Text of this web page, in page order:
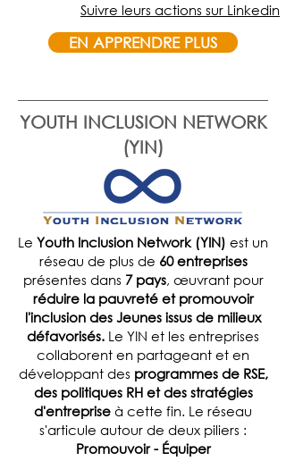
Suivre leurs actions sur Linkedin
EN APPRENDRE PLUS
YOUTH INCLUSION NETWORK
(YIN)
Le Youth Inclusion Network (YIN) est un
réseau de plus de 60 entreprises
présentes dans 7 pays, œuvrant pour
réduire la pauvreté et promouvoir
l'inclusion des Jeunes issus de milieux
défavorisés. Le YIN et les entreprises
collaborent en partageant et en
développant des programmes de RSE,
des politiques RH et des stratégies
d'entreprise à cette fin. Le réseau
s'articule autour de deux piliers :
Promouvoir - Équiper